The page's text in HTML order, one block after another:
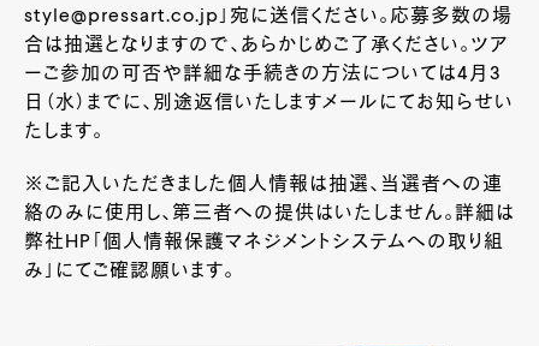
style@pressart.co.jp」宛に送信ください。応募多数の場
合は抽選となりますので、あらかじめご了承ください。ツア
ーご参加の可否や詳細な手続きの方法については4月3
日（水）までに、別途返信いたしますメールにてお知らせい
たします。
※ご記入いただきました個人情報は抽選、当選者への連
絡のみに使用し、第三者への提供はいたしません。詳細は
弊社HP「個人情報保護マネジメントシステムへの取り組
み」にてご確認願います。